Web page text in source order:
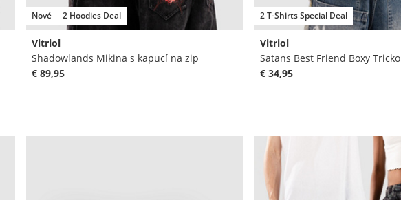
Nové 2 Hoodies Deal
Vitriol
Shadowlands Mikina s kapucí na zip
€ 89,95
2 T-Shirts Special Deal
Vitriol
Satans Best Friend Boxy Tricko
€ 34,95